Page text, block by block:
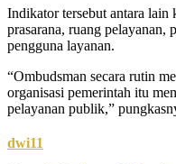
Indikator tersebut antara lain
prasarana, ruang pelayanan,
pengguna layanan.
“Ombudsman secara rutin
organisasi pemerintah itu
pelayanan publik,”
dwi11